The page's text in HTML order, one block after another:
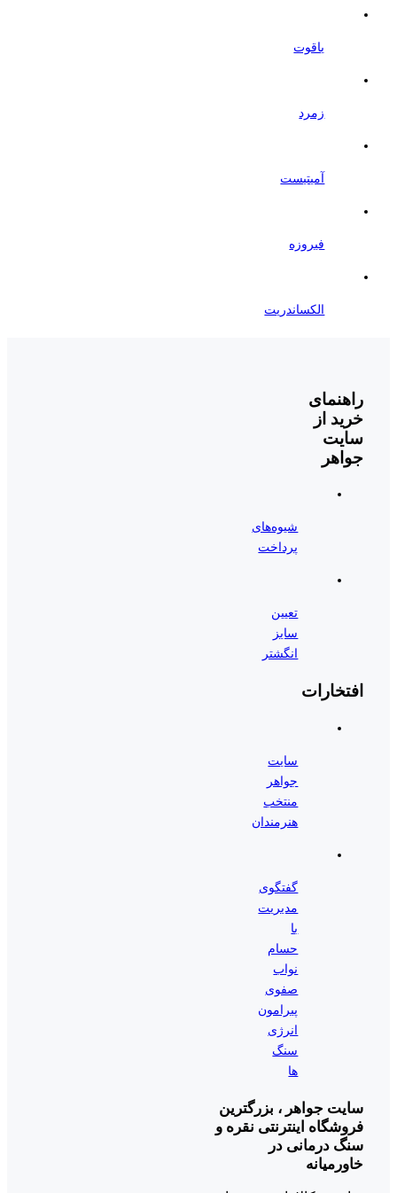
یاقوت
آمیتیست
فیروزه
الکساندریت
راهنمای
خرید از
سایت
جواهر
شیوه‌های
پرداخت
انگشتر
افتخارات
سایت
جواهر
منتخب
هنرمندان
گفتگوی
مدیریت
حسام
صفوی
پیرامون
سایت جواهر ، بزرگترین
فروشگاه اینترنتی نقره و
سنگ درمانی در
خاورمیانه